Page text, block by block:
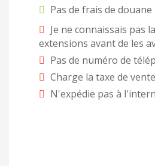
Pas de frais de douane
Je ne connaissais pas
extensions avant de les
Pas de numéro de
Charge la taxe de vente
N'expédie pas à